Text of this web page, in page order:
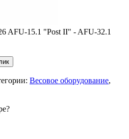
AFU-15.1 "Post II" - AFU-32.1
Весовое оборудование,